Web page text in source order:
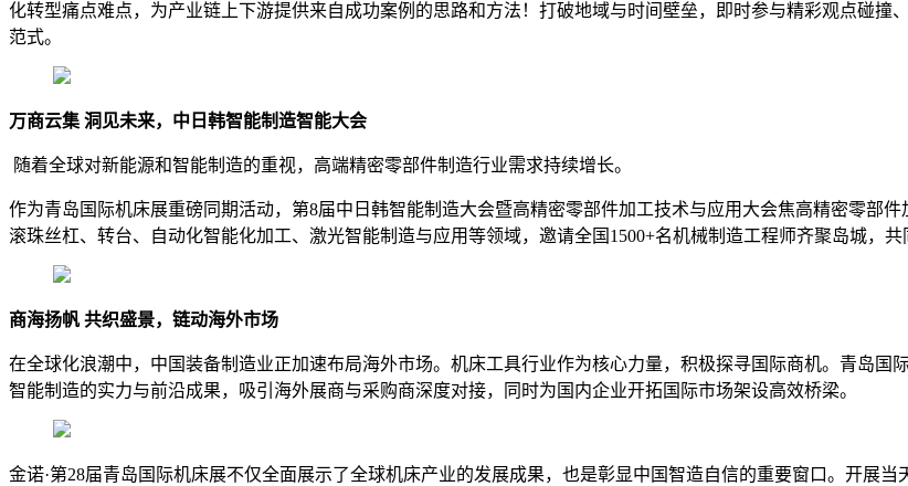
化转型痛点难点，为产业链上下游提供来自成功案例的思路和方法！打破地域与时间壁垒，即时参与精彩观点碰
范式。
万商云集 洞见未来，中日韩智能制造智能大会
随着全球对新能源和智能制造的重视，高端精密零部件制造行业需求持续增长。
作为青岛国际机床展重磅同期活动，第8届中日韩智能制造大会暨高精密零部件加工技术与应用大会焦高精密零部
滚珠丝杠、转台、自动化智能化加工、激光智能制造与应用等领域，邀请全国1500+名机械制造工程师齐聚岛城，
商海扬帆 共织盛景，链动海外市场
在全球化浪潮中，中国装备制造业正加速布局海外市场。机床工具行业作为核心力量，积极探寻国际商机。青岛国
智能制造的实力与前沿成果，吸引海外展商与采购商深度对接，同时为国内企业开拓国际市场架设高效桥梁。
金诺·第28届青岛国际机床展不仅全面展示了全球机床产业的发展成果，也是彰显中国智造自信的重要窗口。开展